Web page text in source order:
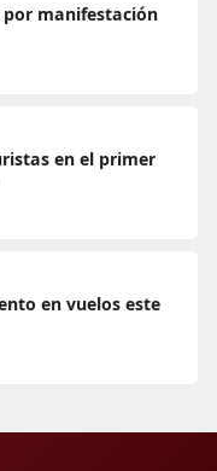
manifestación
en el primer
en vuelos este